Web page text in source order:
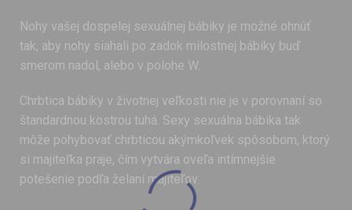
Nohy vašej dospelej sexuálnej bábiky je možné ohnúť
tak, aby nohy siahali po zadok milostnej bábiky buď
smerom nadol, alebo v polohe W.
Chrbtica bábiky v životnej veľkosti nie je v porovnaní so
štandardnou kostrou tuhá. Sexy sexuálna bábika tak
môže pohybovať chrbticou akýmkoľvek spôsobom, ktorý
si majiteľka praje, čím vytvára oveľa intímnejšie
potešenie podľa želaní majiteľov.